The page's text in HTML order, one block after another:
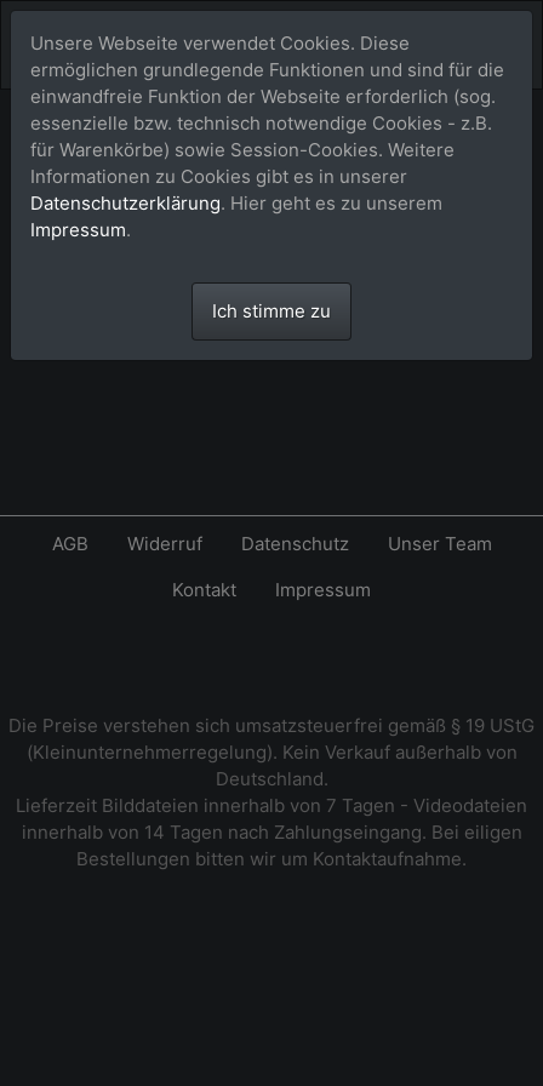
Warenkorb
Dein Warenkorb ist leer.
Unsere Webseite verwendet Cookies. Diese
ermöglichen grundlegende Funktionen und sind für die
einwandfreie Funktion der Webseite erforderlich (sog.
essenzielle bzw. technisch notwendige Cookies - z.B.
für Warenkörbe) sowie Session-Cookies. Weitere
Informationen zu Cookies gibt es in unserer
Datenschutzerklärung. Hier geht es zu unserem
Impressum.
Ich stimme zu
AGB Widerruf Datenschutz
Unser Team
Kontakt
Impressum
Die Preise verstehen sich umsatzsteuerfrei gemäß § 19 UStG
(Kleinunternehmerregelung). Kein Verkauf außerhalb von
Deutschland.
Lieferzeit Bilddateien innerhalb von 7 Tagen - Videodateien
innerhalb von 14 Tagen nach Zahlungseingang. Bei eiligen
Bestellungen bitten wir um Kontaktaufnahme.